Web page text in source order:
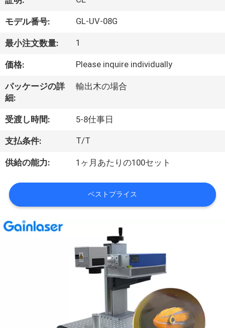
に
つ
て
旅
行
品
質
モデル番号: GL-UV-08G
最小注文数量: 1
価格: Please inquire individually
パッケージの詳
細:
輸出木の場合
受渡し時間: 5-8仕事日
支払条件: T/T
供給の能力: 1ヶ月あたりの100セット
ベストプライス